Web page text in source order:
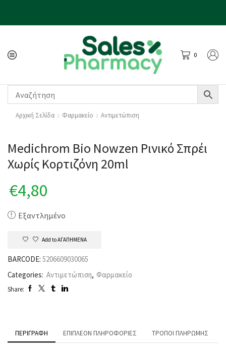
0
Αρχική Σελίδα Φαρμακείο Αντιμετώπιση
Medichrom Bio Nowzen Ρινικό Σπρέι
Χωρίς Κορτιζόνη 20ml
€4,80
Εξαντλημένο
Add to ΑΓΑΠΗΜΕΝΑ
BARCODE: 5206609030065
Categories: Αντιμετώπιση, Φαρμακείο
Share:
ΠΕΡΙΓΡΑΦΉ ΕΠΙΠΛΈΟΝ ΠΛΗΡΟΦΟΡΊΕΣ ΤΡΌΠΟΙ ΠΛΗΡΩΜΉΣ